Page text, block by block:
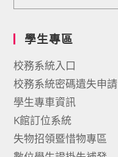
學生專區
校務系統入口
校務系統密碼遺失申請
學生專車資訊
K館訂位系統
失物招領暨惜物專區